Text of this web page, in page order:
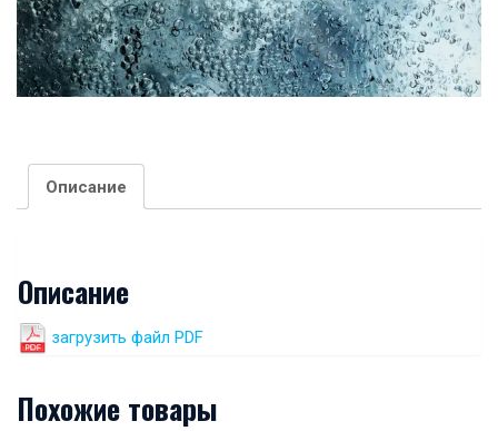
Описание
Описание
загрузить файл PDF
Похожие товары